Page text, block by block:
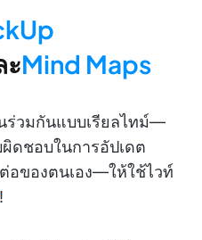
ะMind Maps
ร่วมกันแบบเรียลไทม์—
ดชอบในการอัปเดต
อของตนเอง—ให้ใช้ไวท์
!